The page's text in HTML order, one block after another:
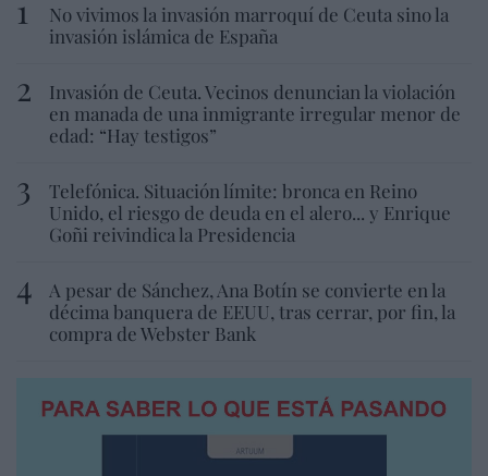
No vivimos la invasión marroquí de Ceuta sino la
invasión islámica de España
Invasión de Ceuta. Vecinos denuncian la violación
en manada de una inmigrante irregular menor de
edad: “Hay testigos”
Telefónica. Situación límite: bronca en Reino
Unido, el riesgo de deuda en el alero... y Enrique
Goñi reivindica la Presidencia
A pesar de Sánchez, Ana Botín se convierte en la
décima banquera de EEUU, tras cerrar, por fin, la
compra de Webster Bank